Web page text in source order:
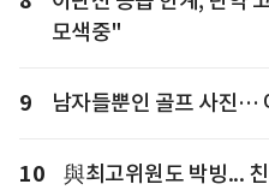
모색중"
9 남자들뿐인 골프 사진…
10
與최고위원도 박빙...